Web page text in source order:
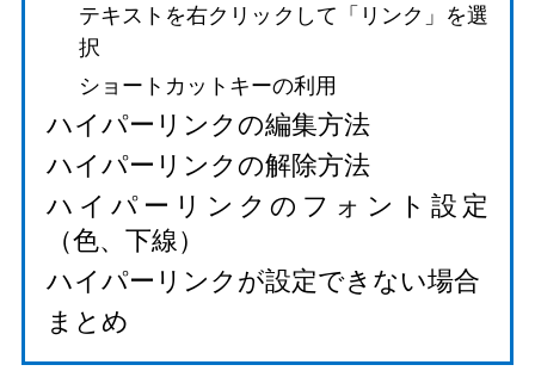
テキストを右クリックして「リンク」を選
択
ショートカットキーの利用
ハイパーリンクの編集方法
ハイパーリンクの解除方法
ハイパーリンクのフォント設定
（色、下線）
ハイパーリンクが設定できない場合
まとめ